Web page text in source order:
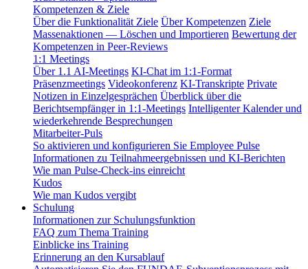
Kompetenzen & Ziele
Über die Funktionalität Ziele Über Kompetenzen Ziele
Massenaktionen — Löschen und Importieren Bewertung der
Kompetenzen in Peer-Reviews
1:1 Meetings
Über 1.1 AI-Meetings KI-Chat im 1:1-Format
Präsenzmeetings Videokonferenz KI-Transkripte Private
Notizen in Einzelgesprächen Überblick über die
Berichtsempfänger in 1:1-Meetings Intelligenter Kalender und
wiederkehrende Besprechungen
Mitarbeiter-Puls
So aktivieren und konfigurieren Sie Employee Pulse
Informationen zu Teilnahmeergebnissen und KI-Berichten
Wie man Pulse-Check-ins einreicht
Kudos
Wie man Kudos vergibt
Schulung
Informationen zur Schulungsfunktion
FAQ zum Thema Training
Einblicke ins Training
Erinnerung an den Kursablauf